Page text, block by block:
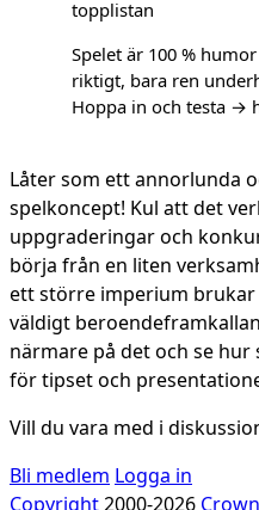
topplistan
Spelet är 100 %
riktigt, bara ren
Hoppa in och testa →
Låter som ett annorlunda
spelkoncept! Kul att det
uppgraderingar och
börja från en liten
ett större imperium brukar
väldigt
närmare på det och se hur
för tipset och
Vill du vara med i
Bli medlem Logga in
Copyright 2000-2026